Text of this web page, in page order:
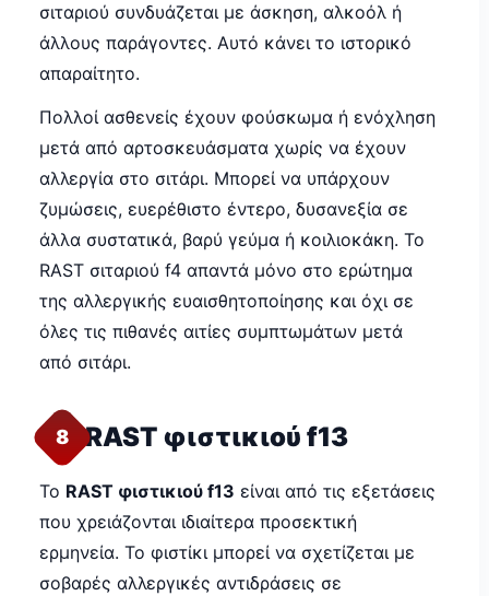
σιταριού συνδυάζεται με άσκηση, αλκοόλ ή
άλλους παράγοντες. Αυτό κάνει το ιστορικό
απαραίτητο.
Πολλοί ασθενείς έχουν φούσκωμα ή ενόχληση
μετά από αρτοσκευάσματα χωρίς να έχουν
αλλεργία στο σιτάρι. Μπορεί να υπάρχουν
ζυμώσεις, ευερέθιστο έντερο, δυσανεξία σε
άλλα συστατικά, βαρύ γεύμα ή κοιλιοκάκη. Το
RAST σιταριού f4 απαντά μόνο στο ερώτημα
της αλλεργικής ευαισθητοποίησης και όχι σε
όλες τις πιθανές αιτίες συμπτωμάτων μετά
από σιτάρι.
8 RAST φιστικιού f13
Το RAST φιστικιού f13 είναι από τις εξετάσεις
που χρειάζονται ιδιαίτερα προσεκτική
ερμηνεία. Το φιστίκι μπορεί να σχετίζεται με
σοβαρές αλλεργικές αντιδράσεις σε